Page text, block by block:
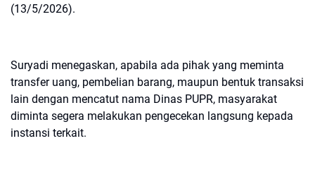
(13/5/2026).
Suryadi menegaskan, apabila ada pihak yang meminta
transfer uang, pembelian barang, maupun bentuk transaksi
lain dengan mencatut nama Dinas PUPR, masyarakat
diminta segera melakukan pengecekan langsung kepada
instansi terkait.